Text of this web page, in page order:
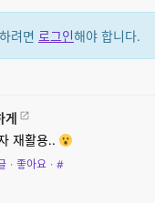
려면 로그인해야 합니다.
게
재활용..
· 좋아요 · #